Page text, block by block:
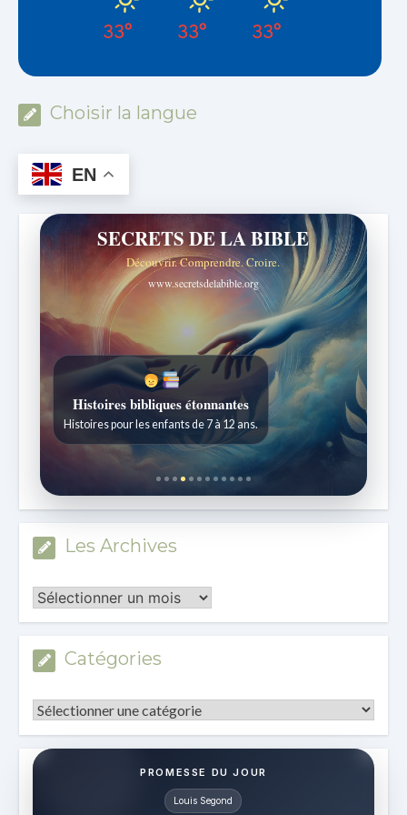
33° 33° 33°
Choisir la langue
EN
SECRETS DE LA BIBLE
Découvrir. Comprendre. Croire.
www.secretsdelabible.org
Histoires bibliques étonnantes
Histoires pour les enfants de 7 à 12 ans.
Les Archives
Les
Archives
Catégories
Catégories
PROMESSE DU JOUR
Louis Segond